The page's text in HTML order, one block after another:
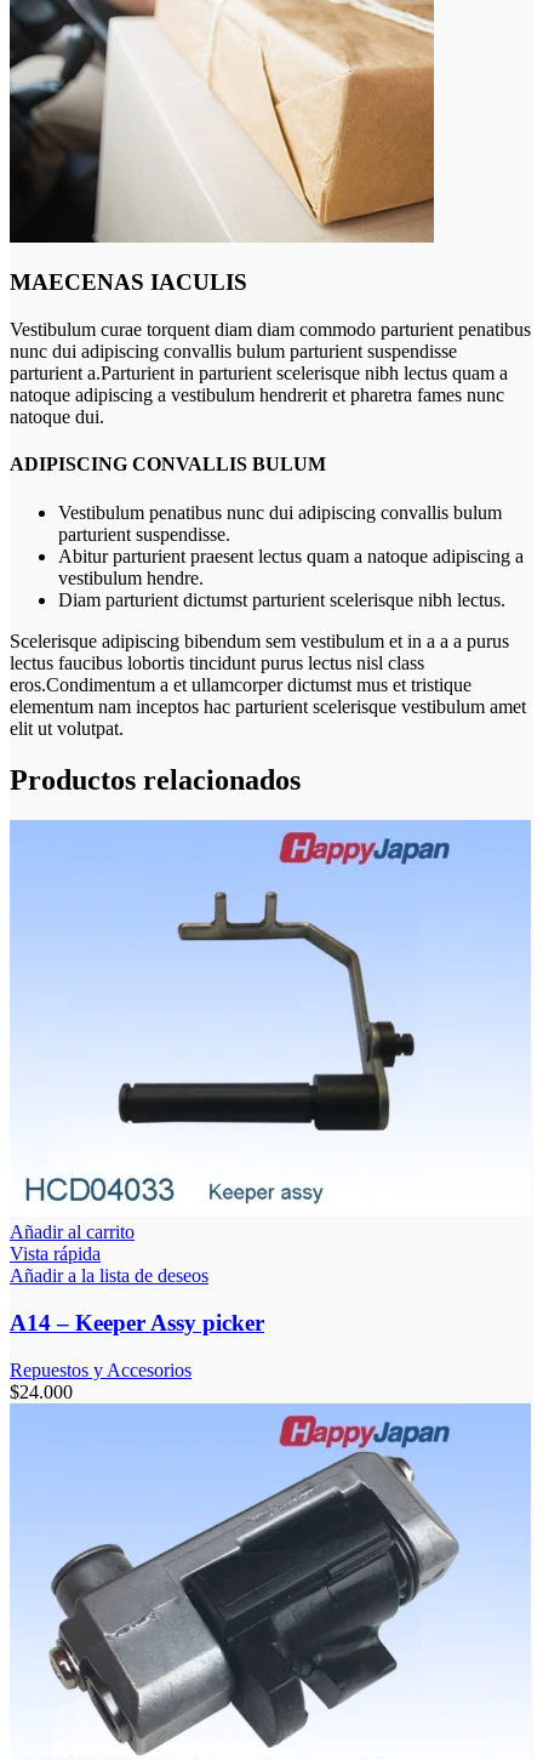
MAECENAS IACULIS
Vestibulum curae torquent diam diam commodo parturient penatibus
nunc dui adipiscing convallis bulum parturient suspendisse
parturient a.Parturient in parturient scelerisque nibh lectus quam a
natoque adipiscing a vestibulum hendrerit et pharetra fames nunc
natoque dui.
ADIPISCING CONVALLIS BULUM
Vestibulum penatibus nunc dui adipiscing convallis bulum
parturient suspendisse.
Abitur parturient praesent lectus quam a natoque adipiscing a
vestibulum hendre.
Diam parturient dictumst parturient scelerisque nibh lectus.
Scelerisque adipiscing bibendum sem vestibulum et in a a a purus
lectus faucibus lobortis tincidunt purus lectus nisl class
eros.Condimentum a et ullamcorper dictumst mus et tristique
elementum nam inceptos hac parturient scelerisque vestibulum amet
elit ut volutpat.
Productos relacionados
Añadir al carrito
Vista rápida
Añadir a la lista de deseos
A14 – Keeper Assy picker
Repuestos y Accesorios
$24.000